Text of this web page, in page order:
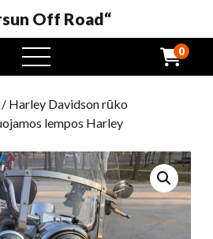
Off Road“
Atidaryti
meniu
0
/ Harley Davidson rūko
lempos Harley